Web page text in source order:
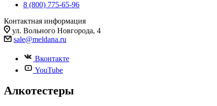
8 (800) 775-65-96
Контактная информация
ул. Вольного Новгорода, 4
sale@meldana.ru
Вконтакте
YouTube
Алкотестеры